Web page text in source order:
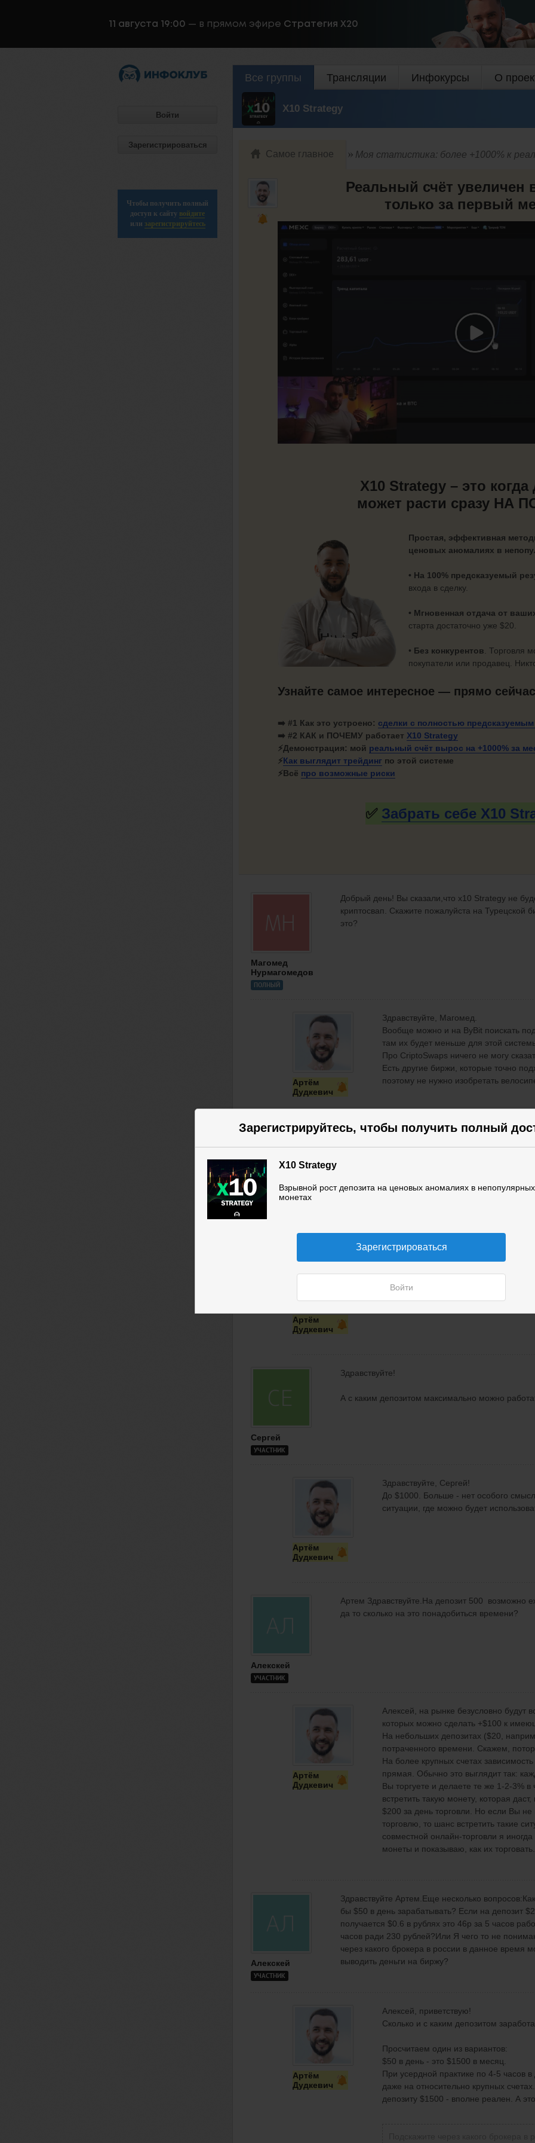
Зарегистрируйтесь, чтобы получить полный
X10 Strategy
Взрывной рост депозита на ценовых аномалиях в
монетах
Зарегистрироваться
Войти
11 августа 19:00 — в прямом эфире Стратегия Х20
Войти
Зарегистрироваться
Чтобы получить полный
доступ к сайту войдите
или зарегистрируйтесь
Все группы Трансляции Инфокурсы О
X10 Strategy
Самое главное Моя статистика: более +1000% к
Реальный счёт увеличен
только за первый
X10 Strategy – это когда
может расти сразу НА
Простая, эффективная
ценовых аномалиях в
• На 100% предсказуемый
входа в сделку.
• Мгновенная отдача от
старта достаточно уже $20.
• Без конкурентов . Торговля
покупатели или продавец.
Узнайте самое интересное — прямо
➡️ #1 Как это устроено: сделки с полностью
➡️ #2 КАК и ПОЧЕМУ работает X10 Strategy
⚡Демонстрация: мой реальный счёт вырос на +1000% за
⚡Как выглядит трейдинг по этой системе
⚡Всё про возможные риски
✅ Забрать себе X10
Магомед
Нурмагомедов
ПОЛНЫЙ
Добрый день! Вы сказали,что х10 Strategy не
криптосвап. Скажите пожалуйста на Турецской
это?
Артём
Дудкевич
Здравствуйте, Магомед.
Вообще можно и на ByBit поискать
там их будет меньше для этой
Про CriptoSwaps ничего не могу
Есть другие биржи, которые точно
поэтому не нужно изобретать
Магомед
Я спрашивал потому что, я регистрирован на
2021года, там тоже можно торговать,поэтому
Артём
Дудкевич
Магомед, думаю, можно и там найти
Сергей
УЧАСТНИК
Здравствуйте!
А с каким депозитом максимально можно
Артём
Дудкевич
Здравствуйте, Сергей!
До $1000. Больше - нет особого
ситуации, где можно будет
Алекскей
УЧАСТНИК
Артем Здравствуйте.На депозит 500 возможно
да то сколько на это понадобиться времени?
Артём
Дудкевич
Алексей, на рынке безусловно будут
которых можно сделать +$100 к
На небольших депозитах ($20,
потраченного времени. Скажем,
На более крупных счетах
прямая. Обычно это выглядит так:
Вы торгуете и делаете те же 1-2-3%
встретить такую монету, которая
$200 за день торговли. Но если Вы
торговлю, то шанс встретить такие
совместной онлайн-торговли я
монеты и показываю, как их торговать.
Алекскей
УЧАСТНИК
Здравствуйте Артем.Еще несколько
бы $50 в день зарабатывать? Если на депозит
получается $0.6 в рублях это 46р за 5 часов
часов ради 230 рублей?Или Я чего то не
через какого брокера в россии в данное время
выводить деньги на биржу?
Артём
Дудкевич
Алексей, приветствую!
Сколько и с каким депозитом
Просчитаем один из вариантов:
$50 в день - это $1500 в месяц.
При усердной практике по 4-5 часов
даже на относительно крупных
депозиту $1500 - вполне реален. А